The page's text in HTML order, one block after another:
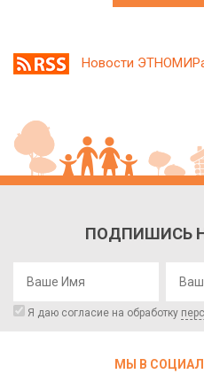
Новости
ПОДПИШИСЬ
Я даю согласие на обработку
МЫ В